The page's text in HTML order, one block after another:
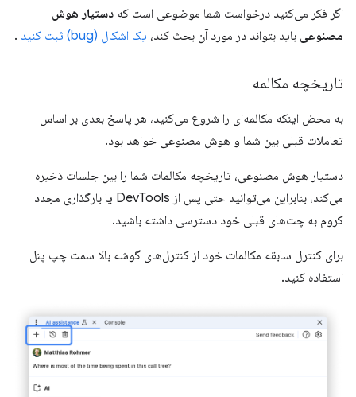
اگر فکر می‌کنید درخواست شما موضوعی است که دستیار هوش
مصنوعی باید بتواند در مورد آن بحث کند، یک اشکال (bug) ثبت کنید .
تاریخچه مکالمه
به محض اینکه مکالمه‌ای را شروع می‌کنید، هر پاسخ بعدی بر اساس
تعاملات قبلی بین شما و هوش مصنوعی خواهد بود.
دستیار هوش مصنوعی، تاریخچه مکالمات شما را بین جلسات ذخیره
می‌کند، بنابراین می‌توانید حتی پس از DevTools یا بارگذاری مجدد
کروم به چت‌های قبلی خود دسترسی داشته باشید.
برای کنترل سابقه مکالمات خود از کنترل‌های گوشه بالا سمت چپ پنل
استفاده کنید.